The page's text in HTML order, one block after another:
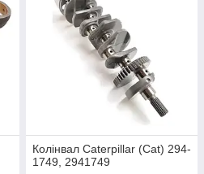
Колінвал Caterpillar (Cat) 294-
1749, 2941749